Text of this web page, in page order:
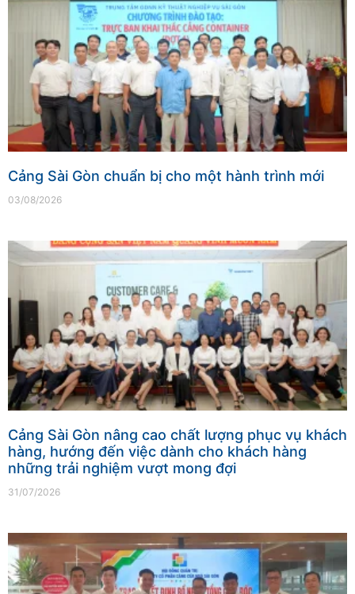
Cảng Sài Gòn chuẩn bị cho một hành trình mới
03/08/2026
Cảng Sài Gòn nâng cao chất lượng phục vụ khách
hàng, hướng đến việc dành cho khách hàng
những trải nghiệm vượt mong đợi
31/07/2026